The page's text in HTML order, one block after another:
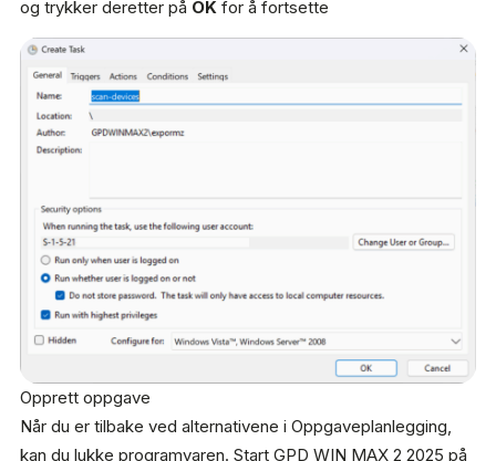
og trykker deretter på OK for å fortsette
Opprett oppgave
Når du er tilbake ved alternativene i Oppgaveplanlegging,
kan du lukke programvaren. Start GPD WIN MAX 2 2025 på